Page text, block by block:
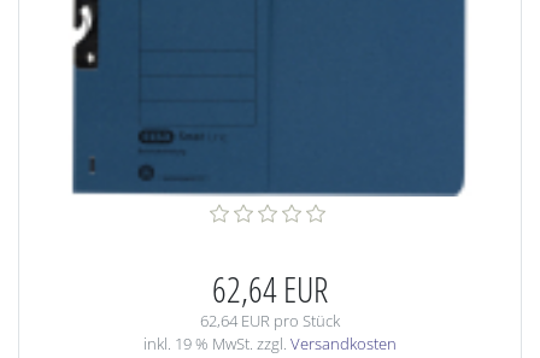
62,64 EUR
62,64 EUR pro Stück
inkl. 19 % MwSt. zzgl. Versandkosten